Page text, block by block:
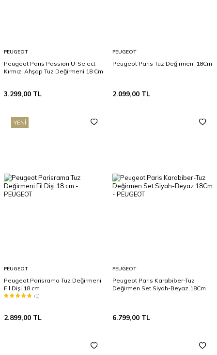
PEUGEOT
Peugeot Paris Passion U-Select
Kırmızı Ahşap Tuz Değirmeni 18 Cm
3.299,00 TL
PEUGEOT
Peugeot Paris Tuz Değirmeni 18Cm
2.099,00 TL
YENI
PEUGEOT
Peugeot Parisrama Tuz Değirmeni
Fil Dişi 18 cm
(1)
2.899,00 TL
PEUGEOT
Peugeot Paris Karabiber-Tuz
Değirmen Set Siyah-Beyaz 18Cm
6.799,00 TL